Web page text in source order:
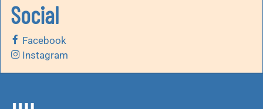
Social
Facebook
Instagram